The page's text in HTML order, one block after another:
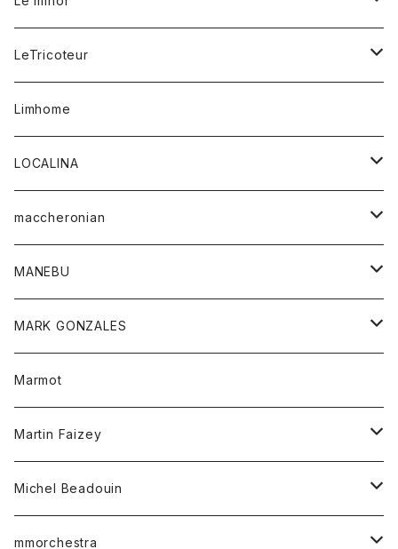
リング
バンダナ
タンクトップ
Tシャツ
ベスト
ポロシャツ
ロングスリーブTシャツ
セーター
チュニック
コート
シャツ
ワンピース
Tシャツ
ボトム
スカート
パンツ
レディース
アウター
カットソー
トップス
シャツ
LeTricoteur
カーディガン
Limhome
LOCALINA
ロングスリーブテーシャツ
maccheronian
靴
MANEBU
靴
MARK GONZALES
トップス
Tシャツ
Marmot
Martin Faizey
ベルト
Michel Beadouin
トップス
mmorchestra